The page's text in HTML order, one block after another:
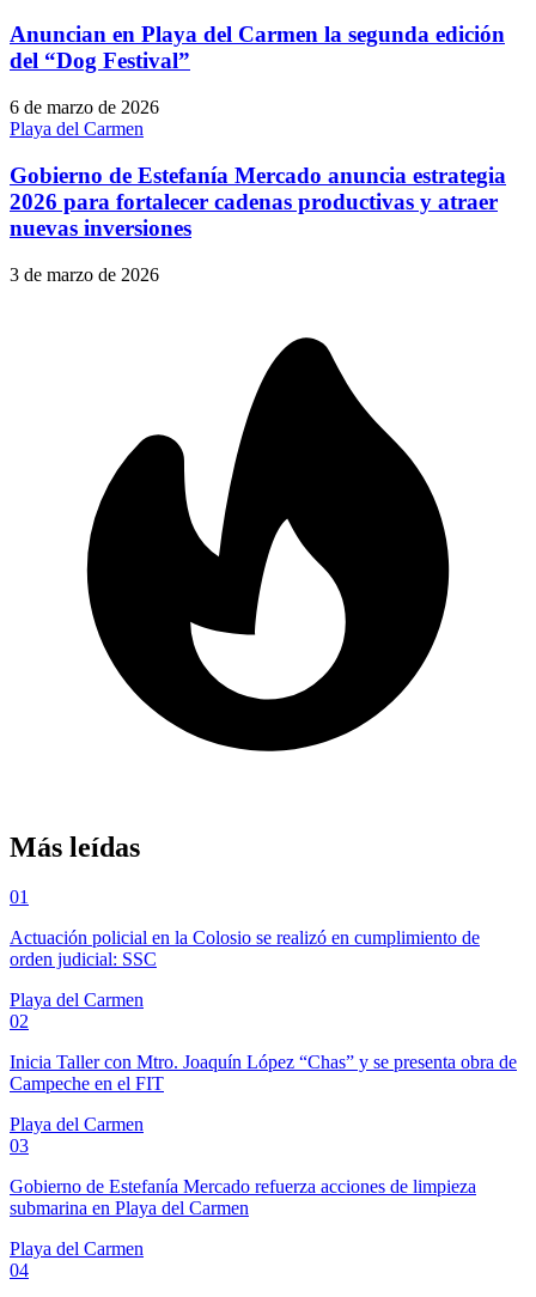
Anuncian en Playa del Carmen la segunda edición
del “Dog Festival”
6 de marzo de 2026
Playa del Carmen
Gobierno de Estefanía Mercado anuncia estrategia
2026 para fortalecer cadenas productivas y atraer
nuevas inversiones
3 de marzo de 2026
Más leídas
01
Actuación policial en la Colosio se realizó en cumplimiento de
orden judicial: SSC
Playa del Carmen
02
Inicia Taller con Mtro. Joaquín López “Chas” y se presenta obra de
Campeche en el FIT
Playa del Carmen
03
Gobierno de Estefanía Mercado refuerza acciones de limpieza
submarina en Playa del Carmen
Playa del Carmen
04